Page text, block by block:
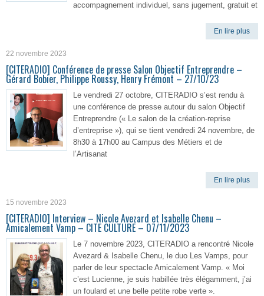
accompagnement individuel, sans jugement, gratuit et
En lire plus
22 novembre 2023
[CITERADIO] Conférence de presse Salon Objectif Entreprendre –
Gérard Bobier, Philippe Roussy, Henry Frémont – 27/10/23
Le vendredi 27 octobre, CITERADIO s’est rendu à
une conférence de presse autour du salon Objectif
Entreprendre (« Le salon de la création-reprise
d’entreprise »), qui se tient vendredi 24 novembre, de
8h30 à 17h00 au Campus des Métiers et de
l’Artisanat
En lire plus
15 novembre 2023
[CITERADIO] Interview – Nicole Avezard et Isabelle Chenu –
Amicalement Vamp – CITE CULTURE – 07/11/2023
Le 7 novembre 2023, CITERADIO a rencontré Nicole
Avezard & Isabelle Chenu, le duo Les Vamps, pour
parler de leur spectacle Amicalement Vamp. « Moi
c’est Lucienne, je suis habillée très élégamment, j’ai
un foulard et une belle petite robe verte ».